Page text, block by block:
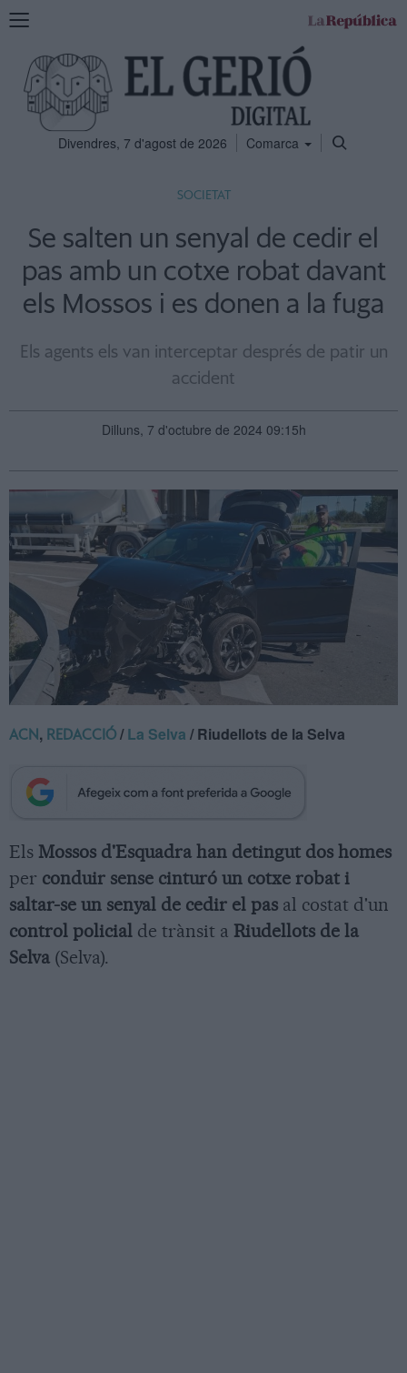
Mostra
navegació
Divendres, 7 d'agost de 2026 Comarca
SOCIETAT
Se salten un senyal de cedir el
pas amb un cotxe robat davant
els Mossos i es donen a la fuga
Els agents els van interceptar després de patir un
accident
Dilluns, 7 d'octubre de 2024 09:15h
ACN, REDACCIÓ /La Selva / Riudellots de la Selva
Els Mossos d'Esquadra han detingut dos homes
per conduir sense cinturó un cotxe robat i
saltar-se un senyal de cedir el pas al costat d'un
control policial de trànsit a Riudellots de la
Selva (Selva).